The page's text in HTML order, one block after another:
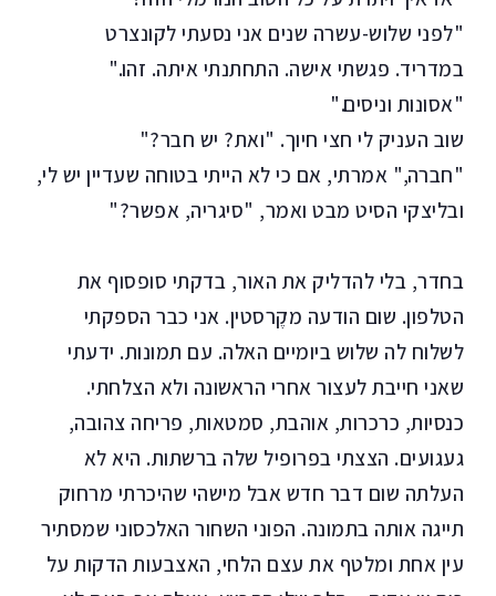
"לפני שלוש-עשרה שנים אני נסעתי לקונצרט
במדריד. פגשתי אישה. התחתנתי איתה. זהו."
"אסונות וניסים."
שוב העניק לי חצי חיוך. "ואת? יש חבר?"
"חברה," אמרתי, אם כי לא הייתי בטוחה שעדיין יש לי,
ובליצקי הסיט מבט ואמר, "סיגריה, אפשר?"
בחדר, בלי להדליק את האור, בדקתי סופסוף את
הטלפון. שום הודעה מקֶרסטין. אני כבר הספקתי
לשלוח לה שלוש ביומיים האלה. עם תמונות. ידעתי
שאני חייבת לעצור אחרי הראשונה ולא הצלחתי.
כנסיות, כרכרות, אוהבת, סמטאות, פריחה צהובה,
געגועים. הצצתי בפרופיל שלה ברשתות. היא לא
העלתה שום דבר חדש אבל מישהי שהיכרתי מרחוק
תייגה אותה בתמונה. הפוני השחור האלכסוני שמסתיר
עין אחת ומלטף את עצם הלחי, האצבעות הדקות על